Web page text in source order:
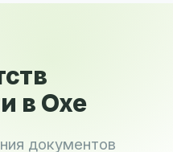
в Охе
документов